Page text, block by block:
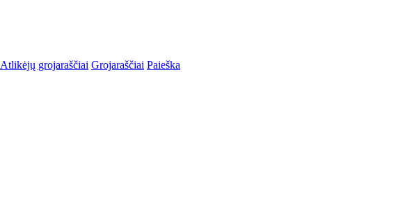
Atlikėjų grojaraščiai Grojaraščiai Paieška